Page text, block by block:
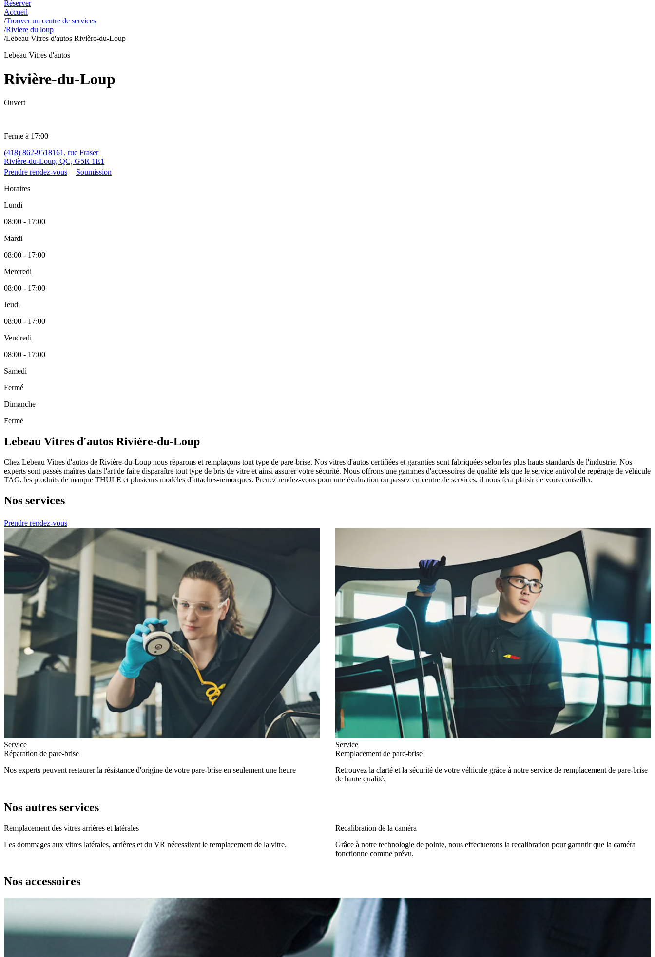
Réserver
Accueil
/Trouver un centre de services
/Riviere du loup
/Lebeau Vitres d'autos Rivière-du-Loup
Lebeau Vitres d'autos
Rivière-du-Loup
Ouvert
Ferme à 17:00
(418) 862-9518161, rue Fraser
Rivière-du-Loup, QC, G5R 1E1
Prendre rendez-vous
Soumission
Horaires
Lundi
08:00 - 17:00
Mardi
08:00 - 17:00
Mercredi
08:00 - 17:00
Jeudi
08:00 - 17:00
Vendredi
08:00 - 17:00
Samedi
Fermé
Dimanche
Fermé
Lebeau Vitres d'autos Rivière-du-Loup
Chez Lebeau Vitres d'autos de Rivière-du-Loup nous réparons et remplaçons tout type de pare-brise. Nos vitres d'autos certifiées et garanties sont fabriquées selon les plus hauts standards de l'industrie. Nos
experts sont passés maîtres dans l'art de faire disparaître tout type de bris de vitre et ainsi assurer votre sécurité. Nous offrons une gammes d'accessoires de qualité tels que le service antivol de repérage de véhicule
TAG, les produits de marque THULE et plusieurs modèles d'attaches-remorques. Prenez rendez-vous pour une évaluation ou passez en centre de services, il nous fera plaisir de vous conseiller.
Nos services
Prendre rendez-vous
Service
Réparation de pare-brise
Nos experts peuvent restaurer la résistance d'origine de votre pare-brise en seulement une heure
Service
Remplacement de pare-brise
Retrouvez la clarté et la sécurité de votre véhicule grâce à notre service de remplacement de pare-brise
de haute qualité.
Nos autres services
Remplacement des vitres arrières et latérales
Les dommages aux vitres latérales, arrières et du VR nécessitent le remplacement de la vitre.
Recalibration de la caméra
Grâce à notre technologie de pointe, nous effectuerons la recalibration pour garantir que la caméra
fonctionne comme prévu.
Nos accessoires